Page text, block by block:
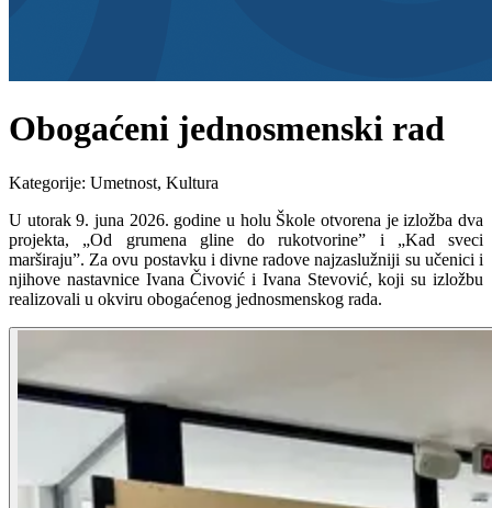
Obogaćeni jednosmenski rad
Kategorije: Umetnost, Kultura
U utorak 9. juna 2026. godine u holu Škole otvorena je izložba dva
projekta, „Od grumena gline do rukotvorine” i „Kad sveci
marširaju”. Za ovu postavku i divne radove najzaslužniji su učenici i
njihove nastavnice Ivana Čivović i Ivana Stevović, koji su izložbu
realizovali u okviru obogaćenog jednosmenskog rada.